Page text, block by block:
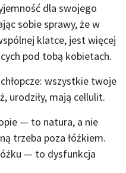
dla swojego
sobie sprawy, że w
klatce, jest więcej
pod tobą kobietach.
wszystkie twoje
urodziły, mają cellulit.
— to natura, a nie
trzeba poza łóżkiem.
— to dysfunkcja